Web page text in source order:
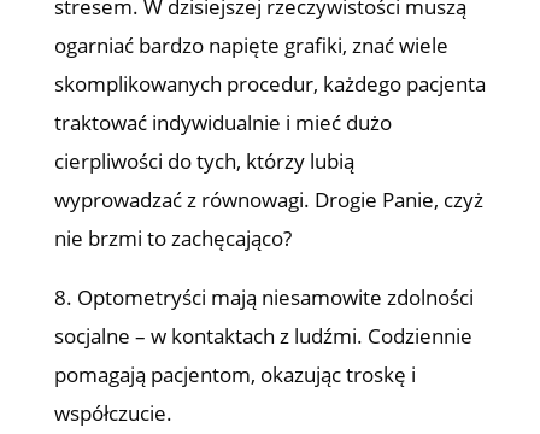
stresem. W dzisiejszej rzeczywistości muszą
ogarniać bardzo napięte grafiki, znać wiele
skomplikowanych procedur, każdego pacjenta
traktować indywidualnie i mieć dużo
cierpliwości do tych, którzy lubią
wyprowadzać z równowagi. Drogie Panie, czyż
nie brzmi to zachęcająco?
8. Optometryści mają niesamowite zdolności
socjalne – w kontaktach z ludźmi. Codziennie
pomagają pacjentom, okazując troskę i
współczucie.